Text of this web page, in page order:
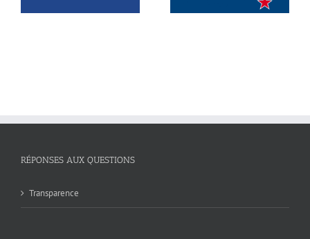
RÉPONSES AUX QUESTIONS
Transparence